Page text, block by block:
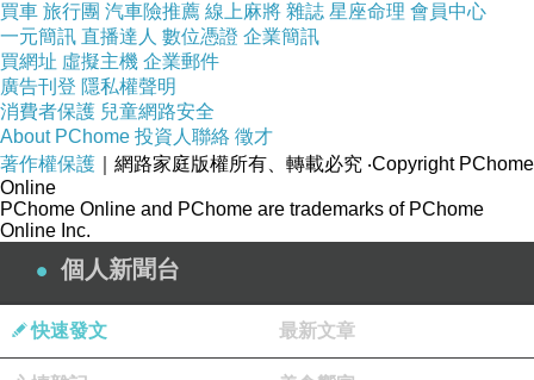
買車 旅行團 汽車險推薦 線上麻將 雜誌 星座命理 會員中心
一元簡訊 直播達人 數位憑證 企業簡訊
買網址 虛擬主機 企業郵件
廣告刊登 隱私權聲明
消費者保護 兒童網路安全
About PChome 投資人聯絡 徵才
著作權保護 ｜網路家庭版權所有、轉載必究 ‧Copyright PChome
Online
PChome Online and PChome are trademarks of PChome
Online Inc.
個人新聞台
快速發文 最新文章